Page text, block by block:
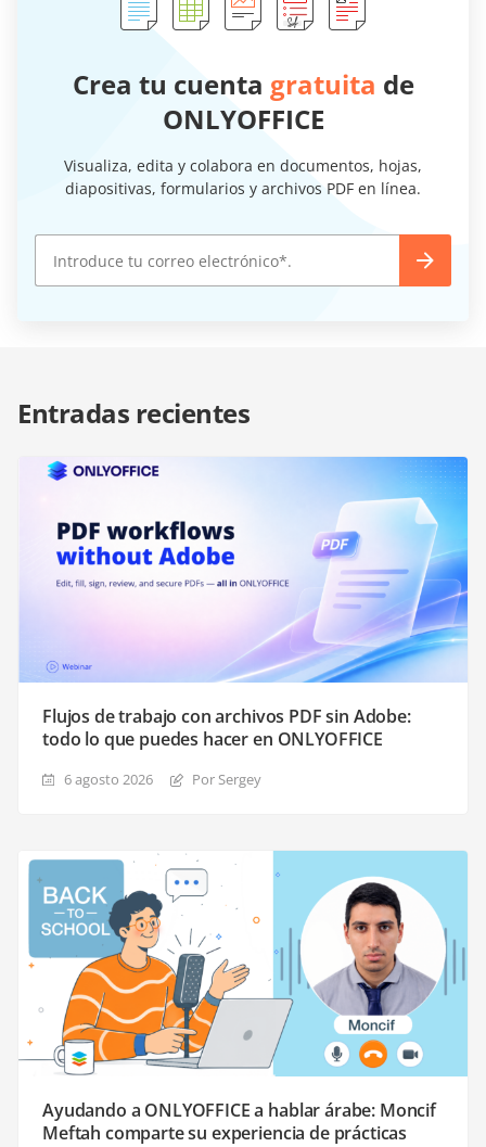
Crea tu cuenta gratuita de
ONLYOFFICE
Visualiza, edita y colabora en documentos, hojas,
diapositivas, formularios y archivos PDF en línea.
Entradas recientes
Flujos de trabajo con archivos PDF sin Adobe:
todo lo que puedes hacer en ONLYOFFICE
6 agosto 2026 Por Sergey
Ayudando a ONLYOFFICE a hablar árabe: Moncif
Meftah comparte su experiencia de prácticas